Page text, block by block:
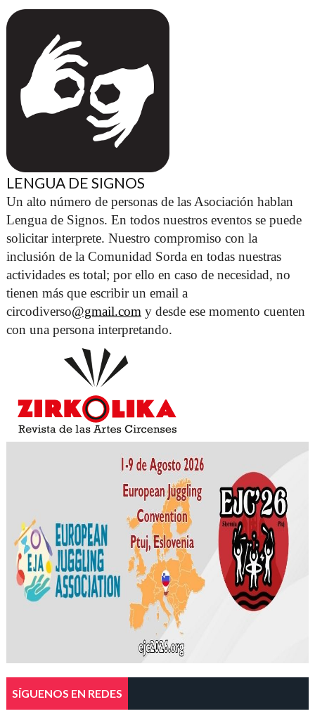
LENGUA DE SIGNOS
Un alto número de personas de las Asociación hablan
Lengua de Signos. En todos nuestros eventos se puede
solicitar interprete. Nuestro compromiso con la
inclusión de la Comunidad Sorda en todas nuestras
actividades es total; por ello en caso de necesidad, no
tienen más que escribir un email a
circodiverso@gmail.com y desde ese momento cuenten
con una persona interpretando.
SÍGUENOS EN REDES